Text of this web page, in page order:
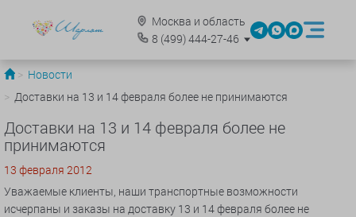
Москва и область
8 (499)444-27-46
Новости
Доставки на 13 и 14 февраля более не принимаются
Доставки на 13 и 14 февраля более не
принимаются
13 февраля 2012
Уважаемые клиенты, наши транспортные возможности
исчерпаны и заказы на доставку 13 и 14 февраля более не